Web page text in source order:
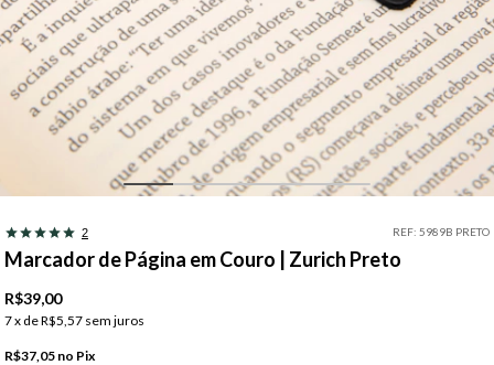
2 REF: 5989B PRETO
Marcador de Página em Couro | Zurich Preto
R$39,00
7x deR$5,57 sem juros
R$37,05 Pix